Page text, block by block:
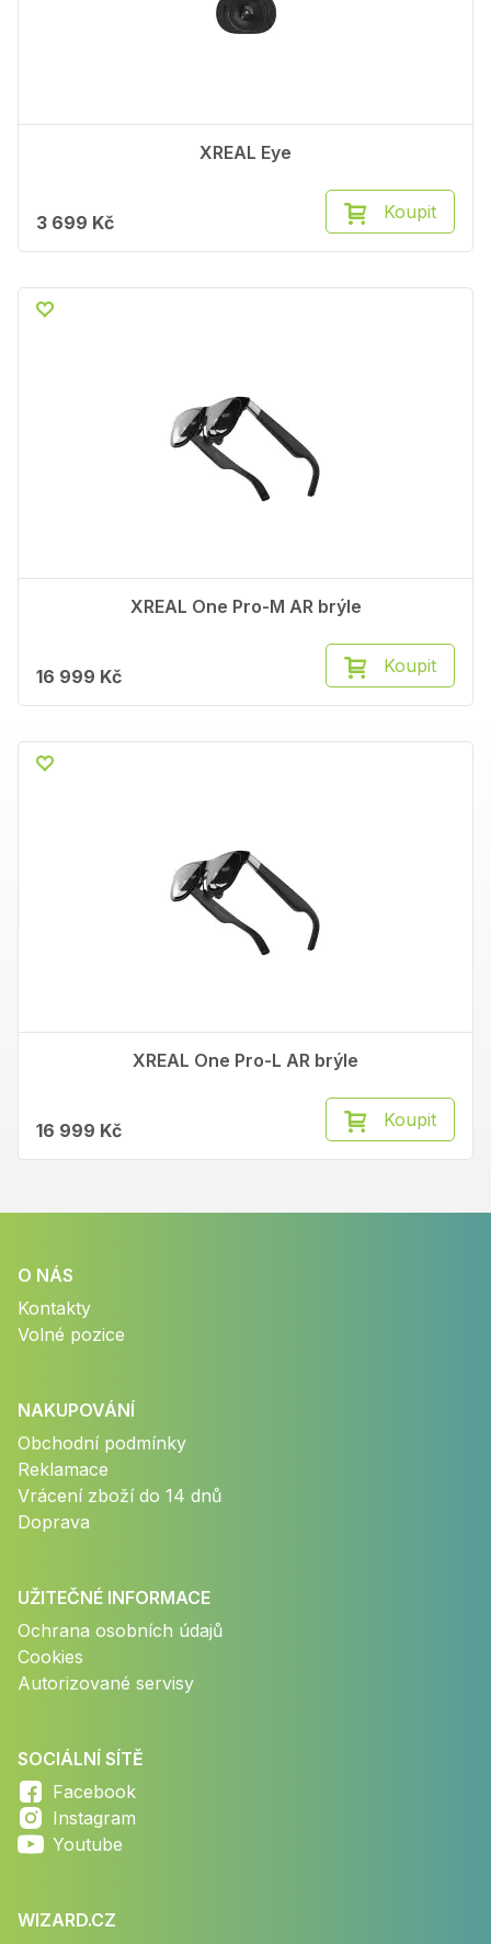
XREAL Eye
3 699 Kč Koupit
XREAL One Pro-M AR brýle
16 999 Kč Koupit
XREAL One Pro-L AR brýle
16 999 Kč Koupit
O NÁS
Kontakty
Volné pozice
NAKUPOVÁNÍ
Obchodní podmínky
Reklamace
Vrácení zboží do 14 dnů
Doprava
UŽITEČNÉ INFORMACE
Ochrana osobních údajů
Cookies
Autorizované servisy
SOCIÁLNÍ SÍTĚ
Facebook
Instagram
Youtube
WIZARD.CZ